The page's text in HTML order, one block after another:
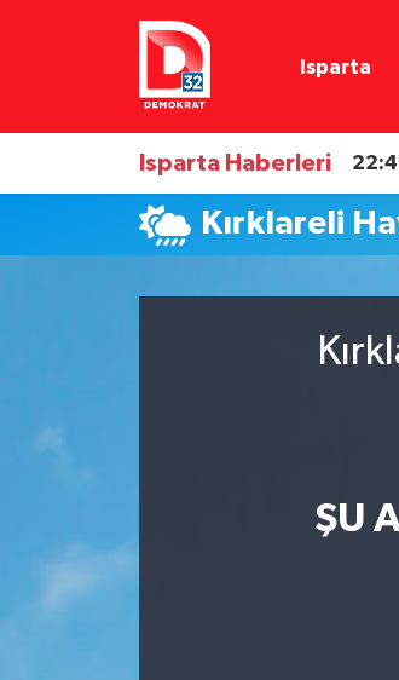
Isparta
Isparta Haberleri
Kırklareli
ŞU
Isparta Nöbetçi Eczaneler
Isparta Hava Durumu
Isparta Namaz Vakitleri
Süper Lig Puan Durumu ve Fikstür